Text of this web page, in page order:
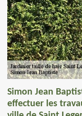
Simon Jean
effectuer les